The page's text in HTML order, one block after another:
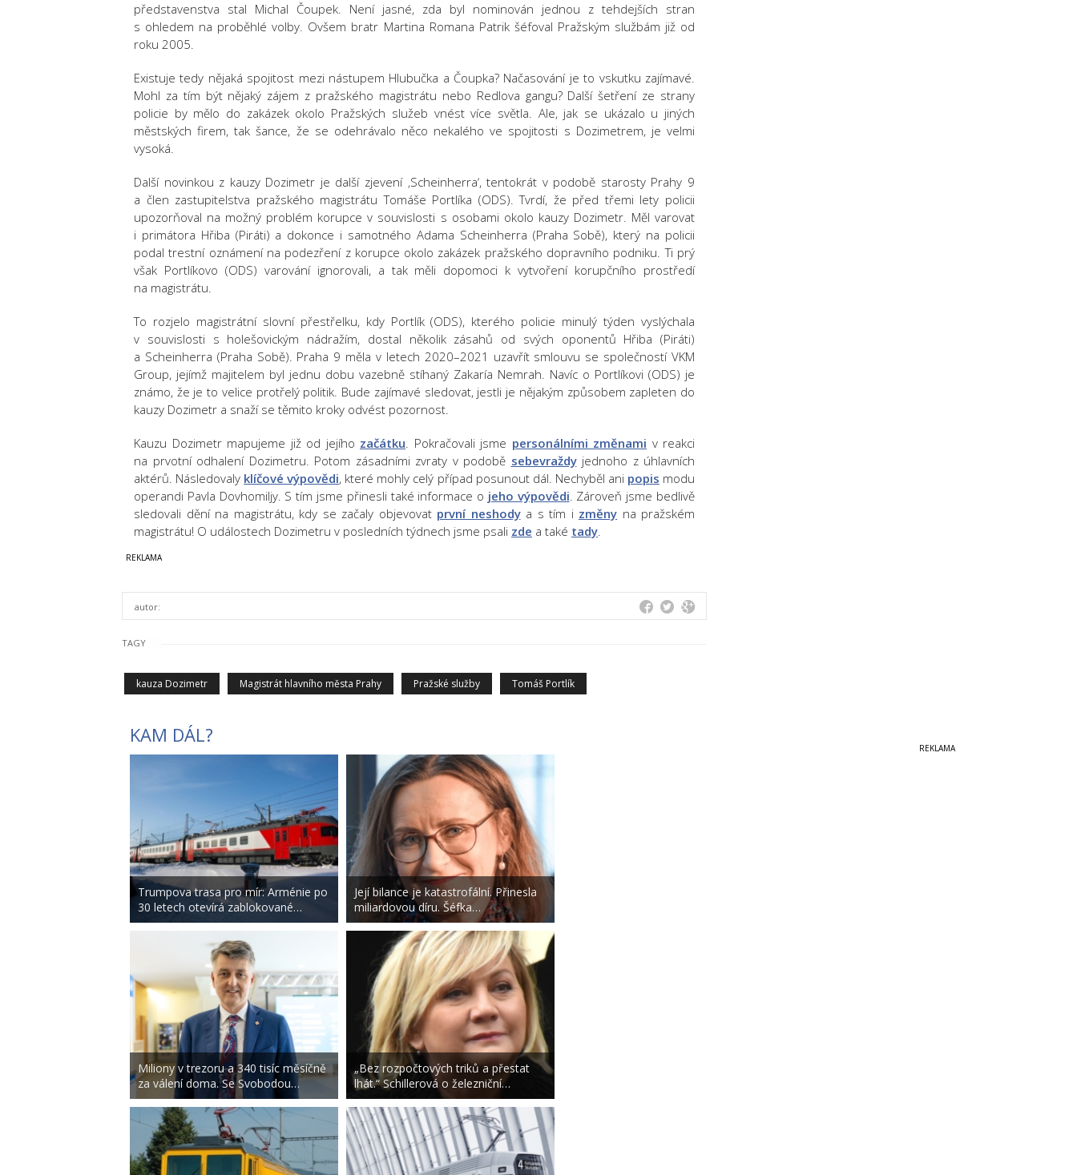
představenstva stal Michal Čoupek. Není jasné, zda byl nominován jednou z tehdejších stran
s ohledem na proběhlé volby. Ovšem bratr Martina Romana Patrik šéfoval Pražským službám již od
roku 2005.
Existuje tedy nějaká spojitost mezi nástupem Hlubučka a Čoupka? Načasování je to vskutku zajímavé.
Mohl za tím být nějaký zájem z pražského magistrátu nebo Redlova gangu? Další šetření ze strany
policie by mělo do zakázek okolo Pražských služeb vnést více světla. Ale, jak se ukázalo u jiných
městských firem, tak šance, že se odehrávalo něco nekalého ve spojitosti s Dozimetrem, je velmi
vysoká.
Další novinkou z kauzy Dozimetr je další zjevení ‚Scheinherra‘, tentokrát v podobě starosty Prahy 9
a člen zastupitelstva pražského magistrátu Tomáše Portlíka (ODS). Tvrdí, že před třemi lety policii
upozorňoval na možný problém korupce v souvislosti s osobami okolo kauzy Dozimetr. Měl varovat
i primátora Hřiba (Piráti) a dokonce i samotného Adama Scheinherra (Praha Sobě), který na policii
podal trestní oznámení na podezření z korupce okolo zakázek pražského dopravního podniku. Ti prý
však Portlíkovo (ODS) varování ignorovali, a tak měli dopomoci k vytvoření korupčního prostředí
na magistrátu.
To rozjelo magistrátní slovní přestřelku, kdy Portlík (ODS), kterého policie minulý týden vyslýchala
v souvislosti s holešovickým nádražím, dostal několik zásahů od svých oponentů Hřiba (Piráti)
a Scheinherra (Praha Sobě). Praha 9 měla v letech 2020–2021 uzavřít smlouvu se společností VKM
Group, jejímž majitelem byl jednu dobu vazebně stíhaný Zakaría Nemrah. Navíc o Portlíkovi (ODS) je
známo, že je to velice protřelý politik. Bude zajímavé sledovat, jestli je nějakým způsobem zapleten do
kauzy Dozimetr a snaží se těmito kroky odvést pozornost.
Kauzu Dozimetr mapujeme již od jejího začátku. Pokračovali jsme personálními změnami v reakci
na prvotní odhalení Dozimetru. Potom zásadními zvraty v podobě sebevraždyjednoho z úhlavních
aktérů. Následovaly klíčové výpovědi, které mohly celý případ posunout dál. Nechyběl ani popis modu
operandi Pavla Dovhomiljy. S tím jsme přinesli také informace o jeho výpovědi. Zároveň jsme bedlivě
sledovali dění na magistrátu, kdy se začaly objevovat první neshodya s tím i změny na pražském
magistrátu! O událostech Dozimetru v posledních týdnech jsme psali zde a také tady.
autor:
TAGY
kauza Dozimetr Magistrát hlavního města Prahy Pražské služby Tomáš Portlík
KAM DÁL?
Trumpova trasa pro mír: Arménie po
30 letech otevírá zablokované…
Miliony v trezoru a 340 tisíc měsíčně
za válení doma. Se Svobodou…
Její bilance je katastrofální. Přinesla
miliardovou díru. Šéfka…
„Bez rozpočtových triků a přestat
lhát.“ Schillerová o železniční…